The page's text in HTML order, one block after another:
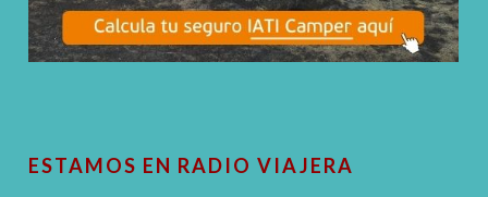
ESTAMOS EN RADIO VIAJERA